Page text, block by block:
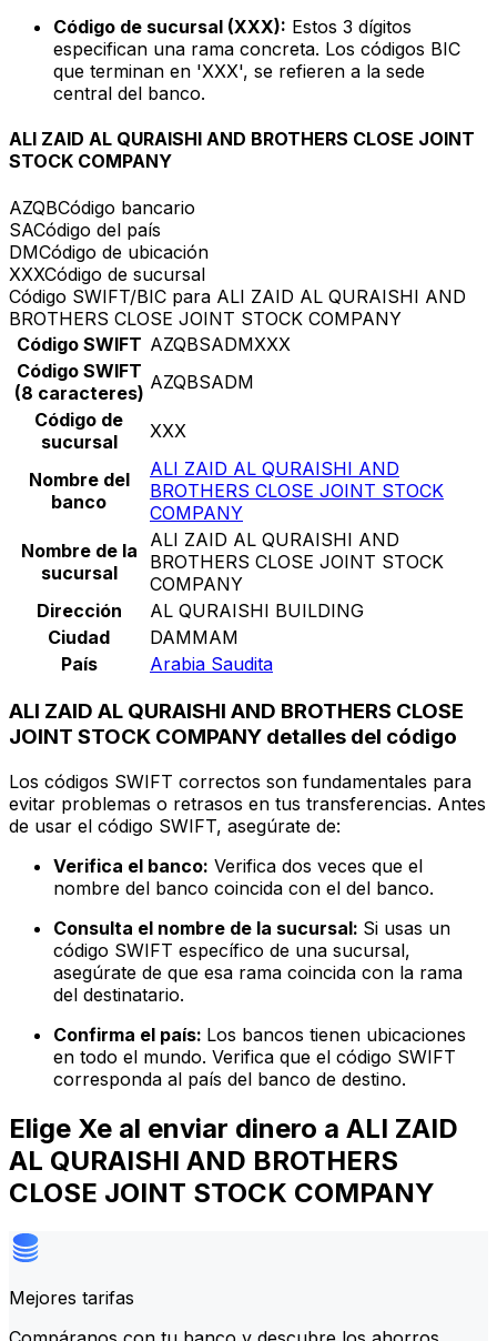
Código de sucursal (XXX): Estos 3 dígitos
especifican una rama concreta. Los códigos BIC
que terminan en 'XXX', se refieren a la sede
central del banco.
ALI ZAID AL QURAISHI AND BROTHERS CLOSE JOINT
STOCK COMPANY
AZQBCódigo bancario
SACódigo del país
DMCódigo de ubicación
XXXCódigo de sucursal
Código SWIFT/BIC para ALI ZAID AL QURAISHI AND
BROTHERS CLOSE JOINT STOCK COMPANY
Código SWIFT AZQBSADMXXX
Código SWIFT
(8 caracteres) AZQBSADM
Código de
sucursal
XXX
Nombre del
banco
ALI ZAID AL QURAISHI AND
BROTHERS CLOSE JOINT STOCK
COMPANY
Nombre de la
sucursal
ALI ZAID AL QURAISHI AND
BROTHERS CLOSE JOINT STOCK
COMPANY
Dirección
AL QURAISHI BUILDING
Ciudad
DAMMAM
País
Arabia Saudita
ALI ZAID AL QURAISHI AND BROTHERS CLOSE
JOINT STOCK COMPANY detalles del código
Los códigos SWIFT correctos son fundamentales para
evitar problemas o retrasos en tus transferencias. Antes
de usar el código SWIFT, asegúrate de:
Verifica el banco: Verifica dos veces que el
nombre del banco coincida con el del banco.
Consulta el nombre de la sucursal: Si usas un
código SWIFT específico de una sucursal,
asegúrate de que esa rama coincida con la rama
del destinatario.
Confirma el país: Los bancos tienen ubicaciones
en todo el mundo. Verifica que el código SWIFT
corresponda al país del banco de destino.
Elige Xe al enviar dinero a ALI ZAID
AL QURAISHI AND BROTHERS
CLOSE JOINT STOCK COMPANY
Mejores tarifas